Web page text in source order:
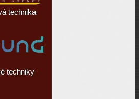
technika
techniky